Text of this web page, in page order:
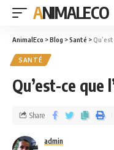
ANIMALECO
AnimalEco >Blog >Santé >
SANTÉ
Qu’est-ce que
admin
Share